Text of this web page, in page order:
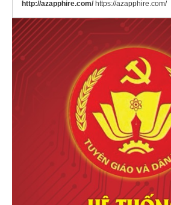
http://azapphire.com/ https://azapphire.com/